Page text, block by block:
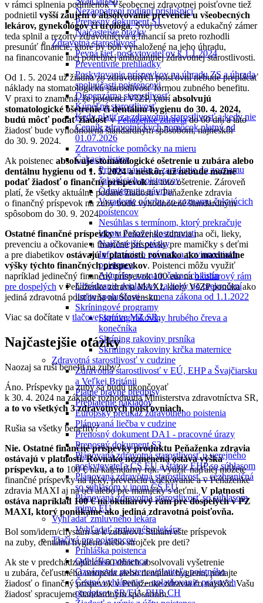
Nezaopatrení rodinní príslušníci
Prenosný dokument S1
Najčastejšie otázky
Zdravotná starostlivosť
Pevná sieť poskytovateľov k 1.1.2024
Preventívne prehliadky
Poskytovanie príspevkov na úhradu ZS a úhrada
spoluúčasti poistencovi
Dispenzárna starostlivosť
Kúpeľná starostlivosť
Kedy platiť za zdravotnú starostlivosť a kedy nie
Cenník zdravotníckych pomôcok platný od
01.07.2026
Zdravotnícke pomôcky na mieru
Čakacie listiny
Prijatie návrhu a zaradenie do zoznamu
čakajúcich poistencov
Odmietnutie návrhu
Vyradenie návrhu zo zoznamu čakajúcich
poistencov
Nesúhlas s termínom, ktorý prekračuje
lehotu časovej dostupnosti
Najčastejšie otázky
Informácie o právach a povinnostiach
poistenca
Aktuálny zoznam čakacích listín
Uhrádzanie doplatkov za lieky po prekročení
limitu spoluúčasti – zmena zákona od 1.1.2022
Skríningové programy
Skríning rakoviny hrubého čreva a
konečníka
Skríning rakoviny prsníka
Skríningy rakoviny krčka maternice
Zdravotná starostlivosť v cudzine
Zdravotná starostlivosť v EÚ, EHP a Švajčiarsku
a Veľkej Británii
Platné právne predpisy
Preplatenie nákladov
Európsky preukaz zdravotného poistenia
Plánovaná liečba v cudzine
Prenosný dokument DA1 - pracovné úrazy
Prenosný dokument S3
Plánovaná zdravotná starostlivosť u verejného
poskytovateľa ČŠ EÚ a štátov EHP so súhlasom
Plánovaná zdravotná starostlivosť – cezhraničná
so súhlasom v inom ČŠ EÚ
Plánovaná zdravotná starostlivosť so súhlasom
mimo EÚ
Vyhľadať zmluvného lekára
Vyhľadať zmluvného lekára
Tlačivá pre poistencov
Prihláška poistenca
Odhláška poistenca
Oznámenie poistenca/platiteľa poistného
Čestné vyhlásenie – uplatňovanie právnych
predpisov SR/EÚ, EHP, CH
v rámci splnenia podmienok Všeobecnej zdravotnej poisťovne tiež
podnietil vyšší záujem o absolvovanie prevencie u všeobecných
lekárov, gynekológov či urológa. Svoj osvetový a edukačný zámer
teda splnil a rezorty zdravotníctva a financií sa preto rozhodli
presunúť financie, ktoré by boli vynaložené na jeho úhradu,
na financovanie inej potrebnej ambulantnej zdravotnej starostlivosti.
Od 1. 5. 2024 už žiadna zo zdravotných poisťovní nebude preplácať
náklady na stomatologickú starostlivosť formou zubného benefitu.
V praxi to znamená, že poistenci VšZP, ktoríabsolvujú
stomatologické ošetrenie či dentálnu hygienu do 30. 4. 2024,
budú môcť podať žiadosťvPeňaženke zdraviado 60 dní a táto
žiadosť bude vyhodnotená štandardným spôsobom, najneskôr
do 30. 9. 2024.
Ak poistenec absolvuje stomatologické ošetrenie u zubára alebo
dentálnu hygienu od 1. 5. 2024 a neskôr, už nebude možné
podať žiadosť o finančný príspevokna toto ošetrenie. Zároveň
platí, že všetky aktuálne podané žiadosti v Peňaženke zdravia
o finančný príspevok na zuby budú vyhodnotené štandardným
spôsobom do 30. 9. 2024.
Ostatné finančné príspevkyv Peňaženke zdravia na oči, lieky,
prevenciu a očkovanie a finančné príspevky pre mamičky s deťmi
a pre diabetikov ostávajú v platnosti, rovnako ako maximálne
výšky týchto finančných príspevkov. Poistenci môžu využiť
napríklad jedinečný finančný príspevok 100 eur naokuliarový rám
pre dospelých v Peňaženke zdravia MAXI, ktorý VšZP ponúka ako
jediná zdravotná poisťovňa na Slovensku.
Viac sa dočítate v tlačovej správe MZ SR.
Najčastejšie otázky
Naozaj sa ruší benefit na zuby?
Áno. Príspevky na zuby sa budú ukončovať
k 30. 4. 2024 na základe rozhodnutia Ministerstva zdravotníctva SR,
a to vo všetkých 3 zdravotných poisťovniach.
Rušia sa všetky benefity?
Nie. Ostatné finančné príspevky produktu Peňaženka zdravia
ostávajú v platnosti. Rovnako nezmenená ostáva výška
príspevku, a to 100 € na kalendárny rok. Využiť naďalej môžete
finančné príspevky na lieky, prevenciu a očkovanie a v Peňaženke
zdravia MAXI aj na oči alebo pre mamičky s deťmi. V platnosti
ostáva napríklad 100 € na okuliarový rám pre dospelých v PZ
MAXI, ktorý ponúkame ako jediná zdravotná poisťovňa.
Bol som/idem/chystám sa k zubárovi. Stíham ešte príspevok
na zuby, dentálnu hygienu alebo strojček pre deti?
Ak ste v predchádzajúcich 60 dňoch absolvovali vyšetrenie
u zubára, čeľustného ortopéda alebo dentálnu hygienu, podajte
žiadosť o finančný príspevok v Peňaženke zdravia čo najskôr. Vašu
žiadosť spracujeme štandardným spôsobom.